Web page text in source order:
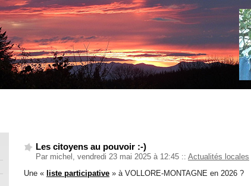
Les citoyens au pouvoir :-)
Par michel, vendredi 23 mai 2025 à 12:45 :: Actualités locales
Une « liste participative » à VOLLORE-MONTAGNE en 2026 ?